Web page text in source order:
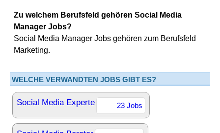
Zu welchem Berufsfeld gehören Social Media
Manager Jobs?
Social Media Manager Jobs gehören zum Berufsfeld
Marketing.
WELCHE VERWANDTEN JOBS GIBT ES?
Social Media Experte 23 Jobs